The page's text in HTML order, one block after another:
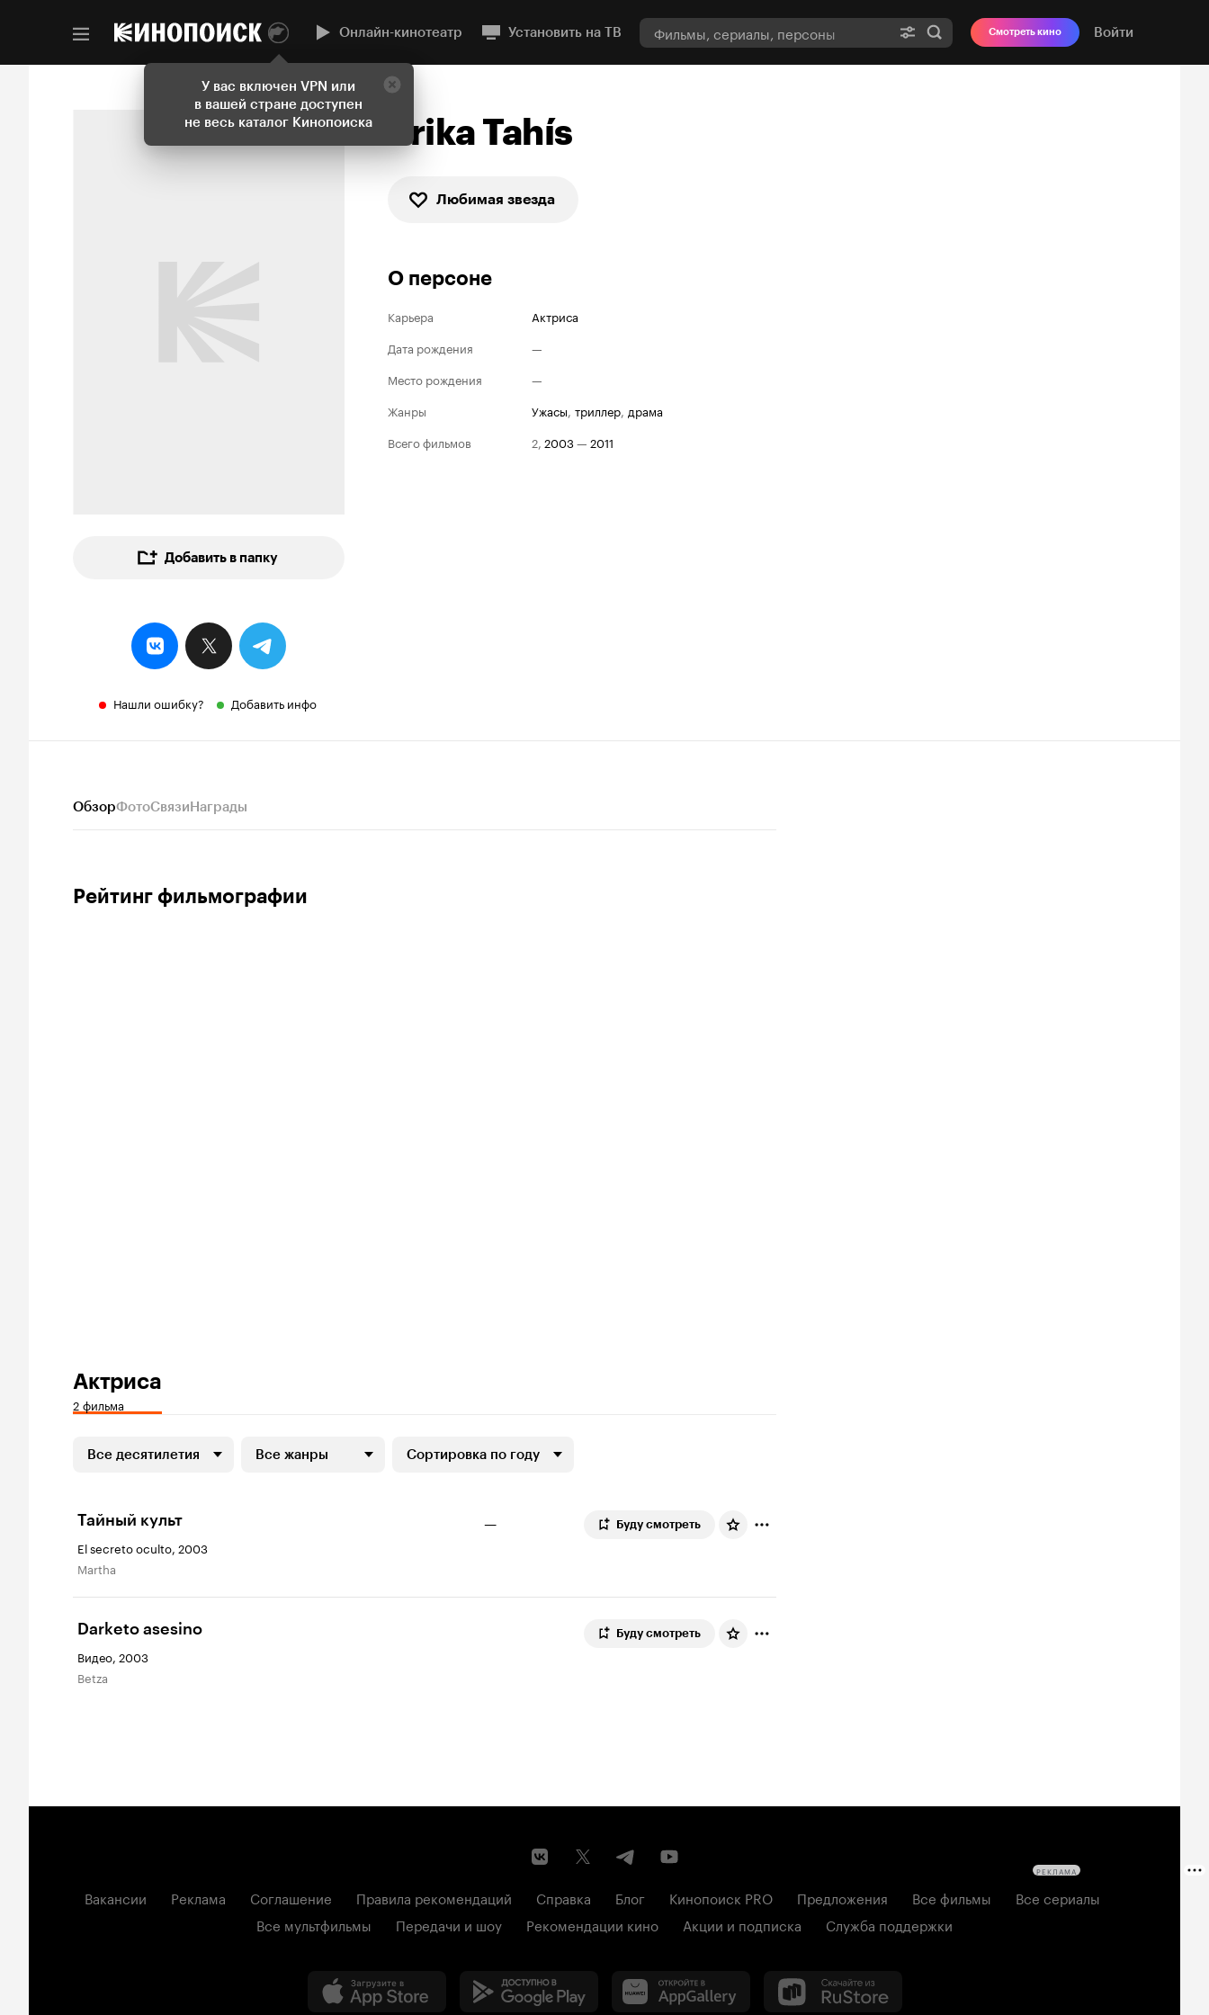
У вас включен VPN или
в вашей стране доступен
не весь каталог Кинопоиска
Онлайн-кинотеатр Установить на ТВ Смотреть кино Войти
Добавить в папку
Нашли ошибку? Добавить инфо
Erika Tahís
Любимая звезда
О персоне
Карьера
Актриса
Дата рождения
—
Место рождения
—
Жанры
ужасы, триллер, драма
Всего фильмов
2, 2003— 2011
ОбзорФотоСвязиНаграды
Рейтинг фильмографии
Актриса
2 фильма
Все десятилетия Все жанры Сортировка по году
Тайный культ
El secreto oculto, 2003
Martha
— Буду смотреть
Darketo asesino
Видео, 2003
Betza
Буду смотреть
Вакансии Реклама Соглашение Правила рекомендаций Справка Блог Кинопоиск PRO Предложения Все фильмы
Все сериалы
Все мультфильмы
Передачи и шоу Рекомендации кино Акции и подписка Служба поддержки
РЕКЛАМА